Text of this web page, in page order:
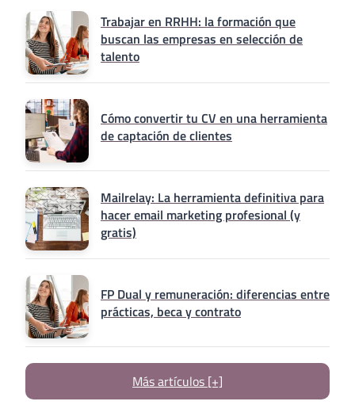
Trabajar en RRHH: la formación que
buscan las empresas en selección de
talento
Cómo convertir tu CV en una herramienta
de captación de clientes
Mailrelay: La herramienta definitiva para
hacer email marketing profesional (y
gratis)
FP Dual y remuneración: diferencias entre
prácticas, beca y contrato
Más artículos [+]